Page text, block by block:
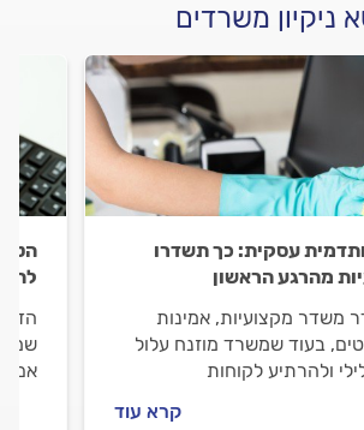
ניקיון משרדים
ותדמית עסקית: כך תשדרו
מהרגע הראשון
משדר מקצועיות, אמינות
בעוד שמשרד מוזנח עלול
ולהרתיע לקוחות
לבין תדמית החברה, תוך הדגשת
קרא עוד
אם